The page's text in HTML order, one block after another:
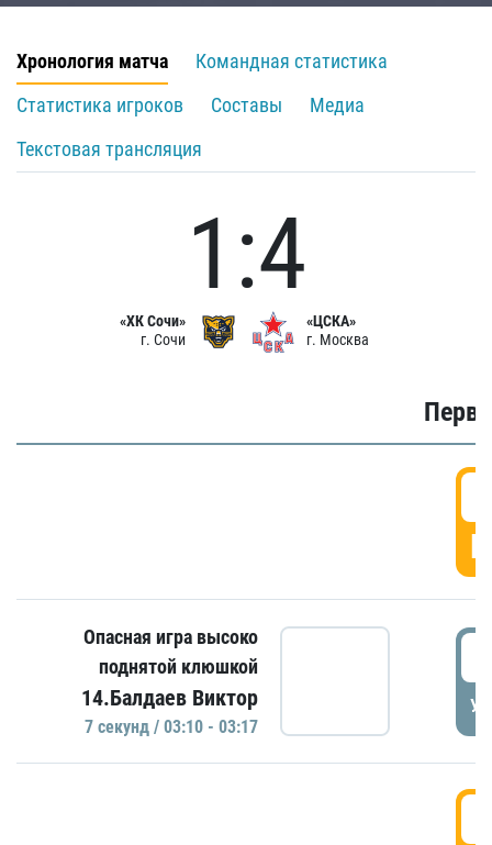
Хронология матча
Командная статистика
Статистика игроков
Составы
Медиа
Текстовая трансляция
«ХК Сочи»
г. Сочи
1:4
«ЦСКА»
г. Москва
Опасная игра высоко
поднятой клюшкой
14.Балдаев Виктор
7 секунд / 03:10 - 03:17